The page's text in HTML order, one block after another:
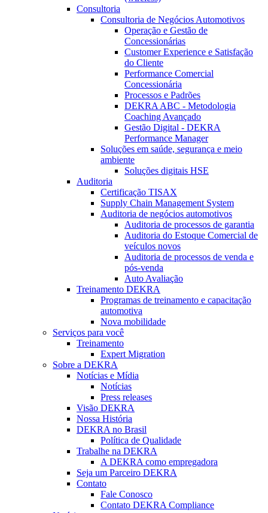
Consultoria
Consultoria de Negócios Automotivos
Operação e Gestão de
Concessionárias
Customer Experience e Satisfação
do Cliente
Performance Comercial
Concessionária
Processos e Padrões
DEKRA ABC - Metodologia
Coaching Avançado
Gestão Digital - DEKRA
Performance Manager
Soluções em saúde, segurança e meio
ambiente
Soluções digitais HSE
Auditoria
Certificação TISAX
Supply Chain Management System
Auditoria de negócios automotivos
Auditoria de processos de garantia
Auditoria do Estoque Comercial de
veículos novos
Auditoria de processos de venda e
pós-venda
Auto Avaliação
Treinamento DEKRA
Programas de treinamento e capacitação
automotiva
Nova mobilidade
Serviços para você
Treinamento
Expert Migration
Sobre a DEKRA
Notícias e Mídia
Notícias
Press releases
Visão DEKRA
Nossa História
DEKRA no Brasil
Política de Qualidade
Trabalhe na DEKRA
A DEKRA como empregadora
Seja um Parceiro DEKRA
Contato
Fale Conosco
Contato DEKRA Compliance